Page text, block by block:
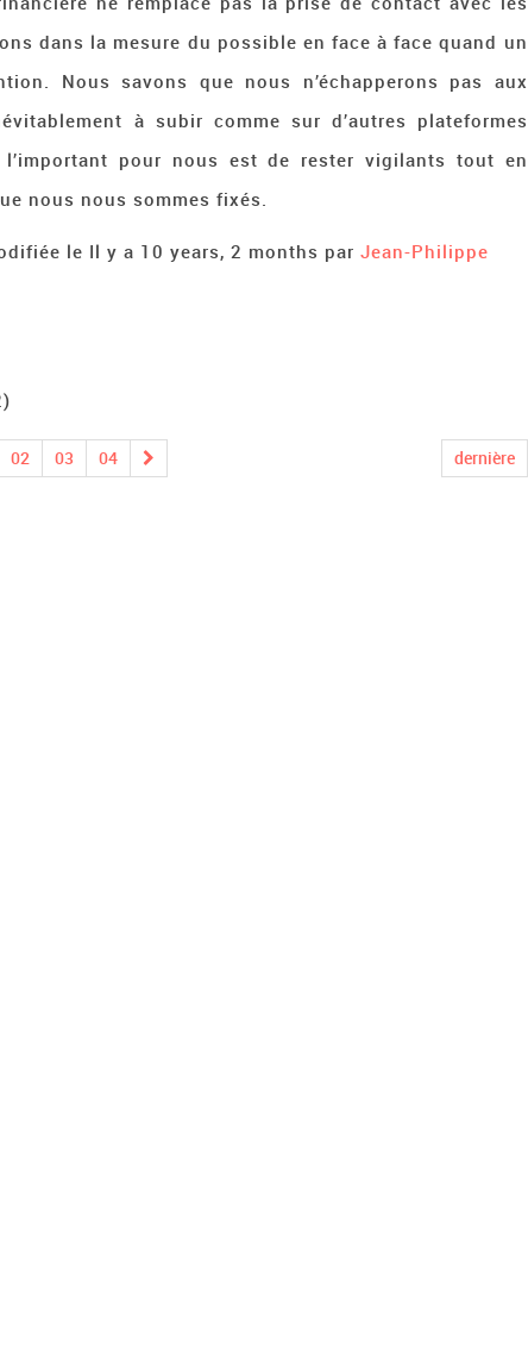
dans la mesure du possible en face à face quand un
Nous savons que nous n’échapperons pas aux
à subir comme sur d’autres plateformes
pour nous est de rester vigilants tout en
nous nous sommes fixés.
le Il y a 10 years, 2 months parJean-Philippe
02 03 04 dernière